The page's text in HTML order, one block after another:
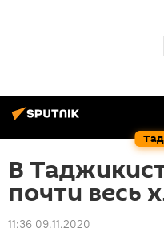
В
почти весь
11:36 09.11.2020